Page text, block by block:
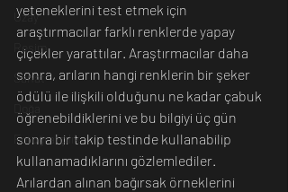
Uzay
Resim
Sanat
Fotoğrafçılık
yeteneklerini test etmek için
araştırmacılar farklı renklerde yapay
çiçekler yarattılar. Araştırmacılar daha
sonra, arıların hangi renklerin bir şeker
ödülü ile ilişkili olduğunu ne kadar çabuk
öğrenebildiklerini ve bu bilgiyi üç gün
sonra bir takip testinde kullanabilip
kullanamadıklarını gözlemlediler.
Arılardan alınan bağırsak örneklerini